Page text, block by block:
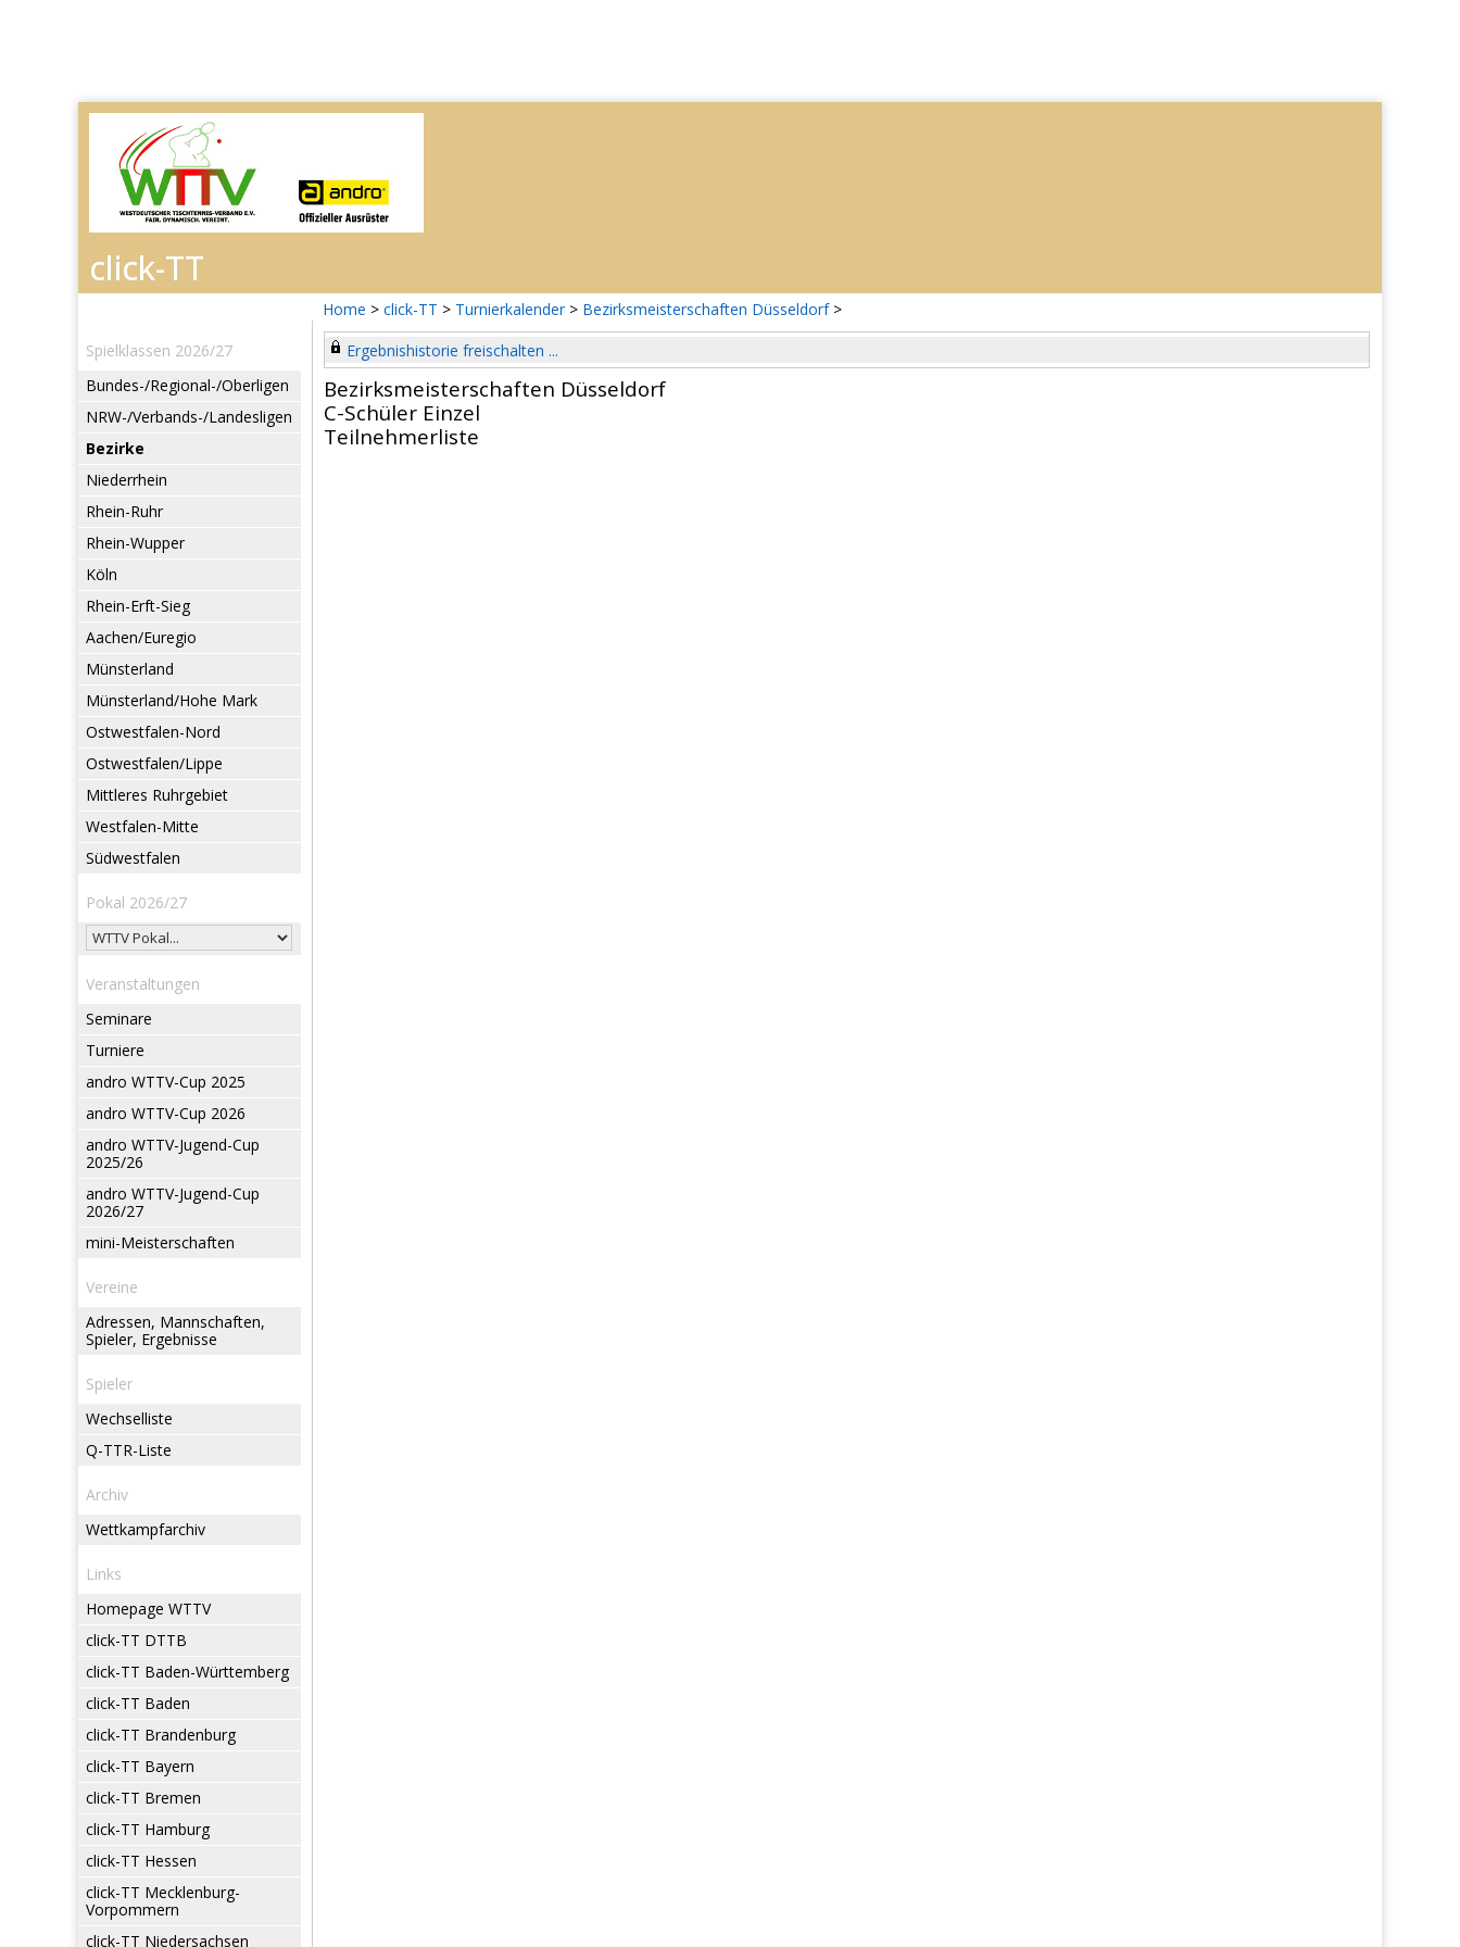
Home > click-TT > Turnierkalender > Bezirksmeisterschaften Düsseldorf>
Spielklassen 2026/27
Bundes-/Regional-/Oberligen
NRW-/Verbands-/Landesligen
Bezirke
Niederrhein
Rhein-Ruhr
Rhein-Wupper
Köln
Rhein-Erft-Sieg
Aachen/Euregio
Münsterland
Münsterland/Hohe Mark
Ostwestfalen-Nord
Ostwestfalen/Lippe
Mittleres Ruhrgebiet
Westfalen-Mitte
Südwestfalen
Pokal 2026/27
Veranstaltungen
Seminare
Turniere
andro WTTV-Cup 2025
andro WTTV-Cup 2026
andro WTTV-Jugend-Cup
2025/26
andro WTTV-Jugend-Cup
2026/27
mini-Meisterschaften
Vereine
Adressen, Mannschaften,
Spieler, Ergebnisse
Spieler
Wechselliste
Q-TTR-Liste
Archiv
Wettkampfarchiv
Links
Homepage WTTV
click-TT DTTB
click-TT Baden-Württemberg
click-TT Baden
click-TT Brandenburg
click-TT Bayern
click-TT Bremen
click-TT Hamburg
click-TT Hessen
click-TT Mecklenburg-
Vorpommern
click-TT Niedersachsen
Ergebnishistorie freischalten ...
Bezirksmeisterschaften Düsseldorf
C-Schüler Einzel
Teilnehmerliste